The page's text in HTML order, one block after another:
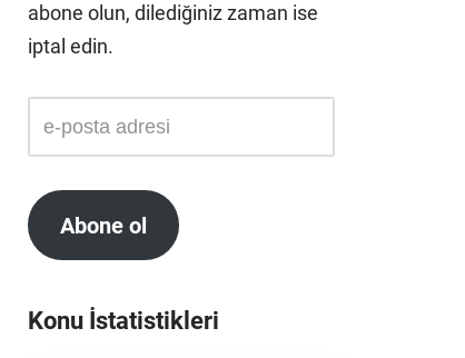
abone olun, dilediğiniz zaman ise
iptal edin.
Abone ol
Konu İstatistikleri